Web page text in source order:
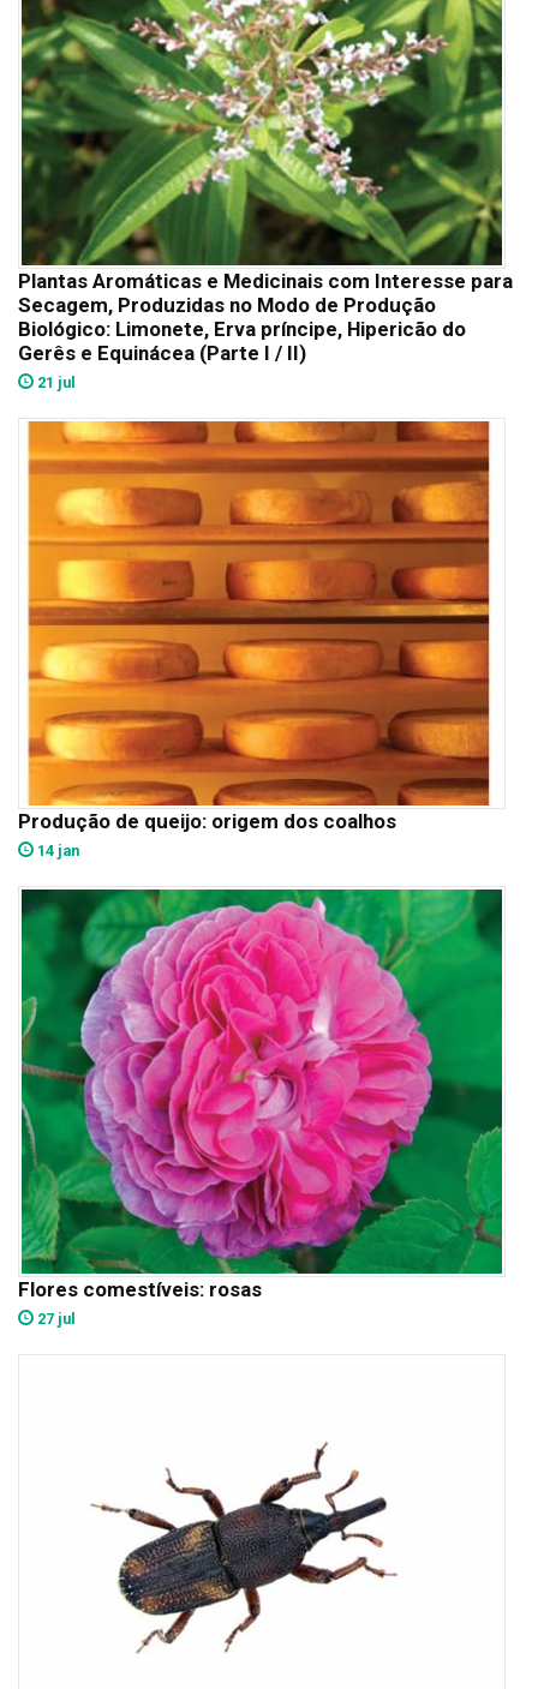
Plantas Aromáticas e Medicinais com Interesse para
Secagem, Produzidas no Modo de Produção
Biológico: Limonete, Erva príncipe, Hipericão do
Gerês e Equinácea (Parte I / II)
21 jul
Produção de queijo: origem dos coalhos
14 jan
Flores comestíveis: rosas
27 jul